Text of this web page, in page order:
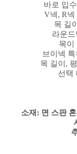
바로 입
V넥, R넥
목 길
라운
목이
브이넥
목 길이,
선택
소재: 면 스판